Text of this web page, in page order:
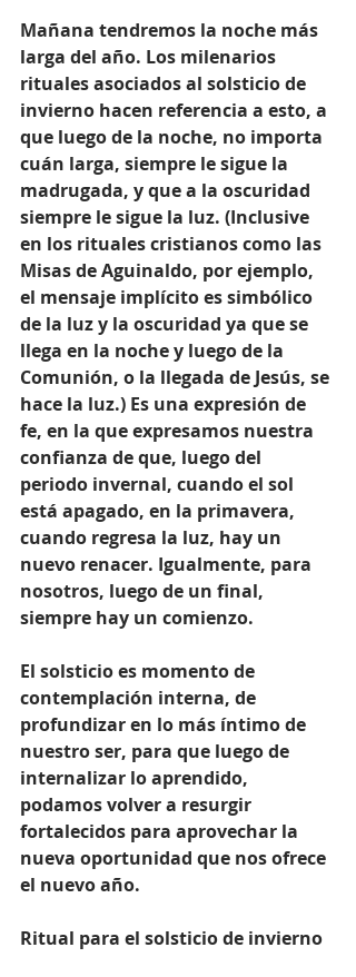
Mañana tendremos la noche más
larga del año. Los milenarios
rituales asociados al solsticio de
invierno hacen referencia a esto, a
que luego de la noche, no importa
cuán larga, siempre le sigue la
madrugada, y que a la oscuridad
siempre le sigue la luz. (Inclusive
en los rituales cristianos como las
Misas de Aguinaldo, por ejemplo,
el mensaje implícito es simbólico
de la luz y la oscuridad ya que se
llega en la noche y luego de la
Comunión, o la llegada de Jesús, se
hace la luz.) Es una expresión de
fe, en la que expresamos nuestra
confianza de que, luego del
periodo invernal, cuando el sol
está apagado, en la primavera,
cuando regresa la luz, hay un
nuevo renacer. Igualmente, para
nosotros, luego de un final,
siempre hay un comienzo.
El solsticio es momento de
contemplación interna, de
profundizar en lo más íntimo de
nuestro ser, para que luego de
internalizar lo aprendido,
podamos volver a resurgir
fortalecidos para aprovechar la
nueva oportunidad que nos ofrece
el nuevo año.
Ritual para el solsticio de invierno